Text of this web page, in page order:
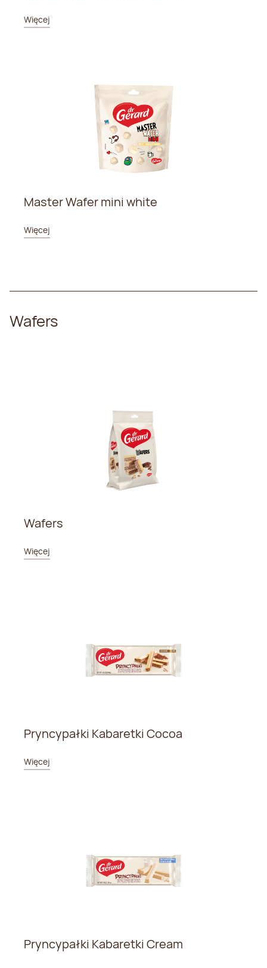
Więcej
Master Wafer mini white
Więcej
Wafers
Wafers
Więcej
Pryncypałki Kabaretki Cocoa
Więcej
Pryncypałki Kabaretki Cream